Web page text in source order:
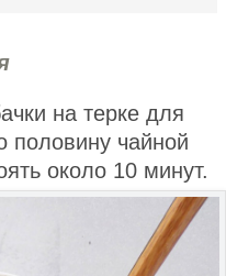
на терке для
половину чайной
около 10 минут.